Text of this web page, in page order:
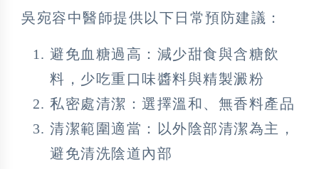
吳宛容中醫師提供以下日常預防建議：
避免血糖過高：減少甜食與含糖飲
料，少吃重口味醬料與精製澱粉
私密處清潔：選擇溫和、無香料產品
清潔範圍適當：以外陰部清潔為主，
避免清洗陰道內部